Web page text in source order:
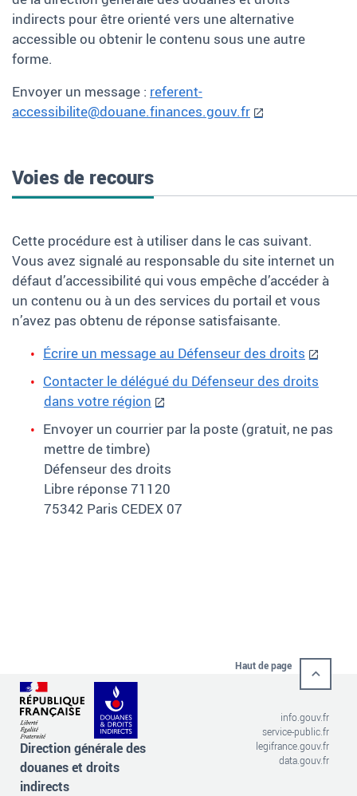
indirects pour être orienté vers une alternative
accessible ou obtenir le contenu sous une autre
forme.
Envoyer un message : referent-
accessibilite@douane.finances.gouv.fr
Voies de recours
Cette procédure est à utiliser dans le cas suivant.
Vous avez signalé au responsable du site internet un
défaut d’accessibilité qui vous empêche d’accéder à
un contenu ou à un des services du portail et vous
n’avez pas obtenu de réponse satisfaisante.
Écrire un message au Défenseur des droits
Contacter le délégué du Défenseur des droits
dans votre région
Envoyer un courrier par la poste (gratuit, ne pas
mettre de timbre)
Défenseur des droits
Libre réponse 71120
75342 Paris CEDEX 07
Haut de page
Direction générale des
douanes et droits
indirects
info.gouv.fr
service-public.fr
legifrance.gouv.fr
data.gouv.fr